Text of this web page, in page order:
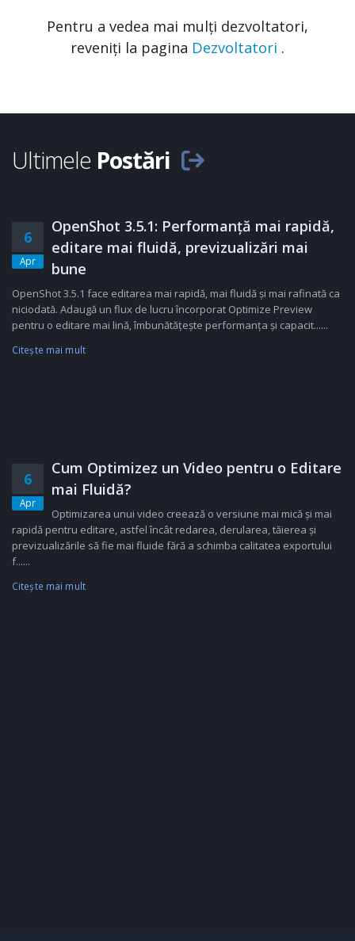
Pentru a vedea mai mulți dezvoltatori,
reveniți la pagina Dezvoltatori .
Ultimele Postări
6
Apr
OpenShot 3.5.1: Performanță mai rapidă,
editare mai fluidă, previzualizări mai
bune
OpenShot 3.5.1 face editarea mai rapidă, mai fluidă și mai rafinată ca
niciodată. Adaugă un flux de lucru încorporat Optimize Preview
pentru o editare mai lină, îmbunătățește performanța și capacit......
Citeşte mai mult
6
Apr
Cum Optimizez un Video pentru o Editare
mai Fluidă?
Optimizarea unui video creează o versiune mai mică și mai
rapidă pentru editare, astfel încât redarea, derularea, tăierea și
previzualizările să fie mai fluide fără a schimba calitatea exportului
f......
Citeşte mai mult